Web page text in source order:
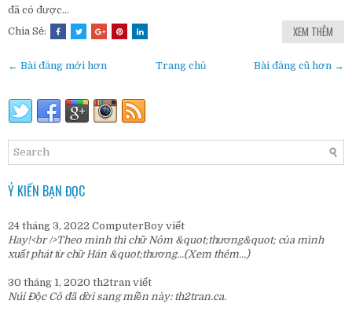
đã có được...
Chia Sẻ:
XEM THÊM
← Bài đăng mới hơn Bài đăng cũ hơn →
Trang chủ
Ý KIẾN BẠN ĐỌC
24 tháng 3, 2022 ComputerBoy viết
Hay!<br />Theo mình thì chữ Nôm &quot;thương&quot; của mình
xuất phát từ chữ Hán &quot;thương...(Xem thêm...)
30 tháng 1, 2020 th2tran viết
Núi Độc Cô đã dời sang miền này: th2tran.ca.